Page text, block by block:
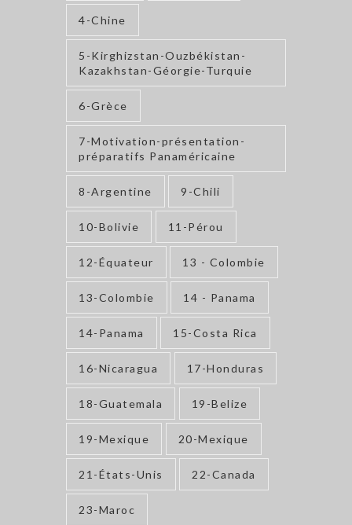
4-Chine
5-Kirghizstan-Ouzbékistan-
Kazakhstan-Géorgie-Turquie
6-Grèce
7-Motivation-présentation-
préparatifs Panaméricaine
8-Argentine 9-Chili
10-Bolivie 11-Pérou
12-Équateur 13 - Colombie
13-Colombie 14 - Panama
14-Panama 15-Costa Rica
16-Nicaragua 17-Honduras
18-Guatemala 19-Belize
19-Mexique 20-Mexique
21-États-Unis 22-Canada
23-Maroc